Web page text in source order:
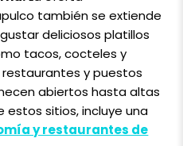
también se extiende
deliciosos platillos
tacos, cocteles y
y puestos
abiertos hasta altas
estos sitios, incluye una
y restaurantes de